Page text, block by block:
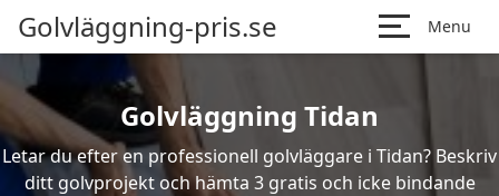
Golvläggning-pris.se Menu
Golvläggning Tidan
Letar du efter en professionell golvläggare i Tidan? Beskriv
ditt golvprojekt och hämta 3 gratis och icke bindande